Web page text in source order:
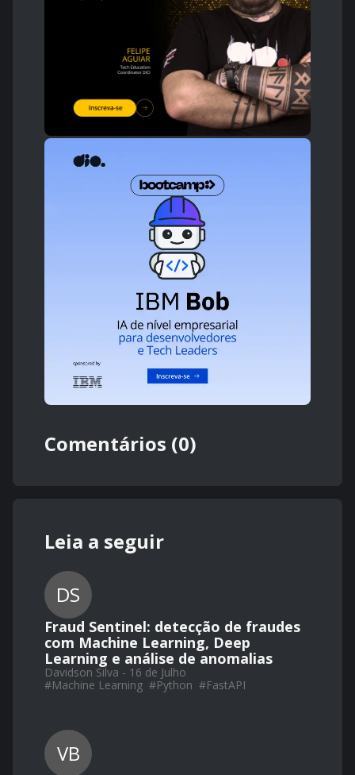
Comentários (0)
Leia a seguir
DS
Fraud Sentinel: detecção de fraudes
com Machine Learning, Deep
Learning e análise de anomalias
Davidson Silva - 16 de Julho
#Machine Learning #Python #FastAPI
VB